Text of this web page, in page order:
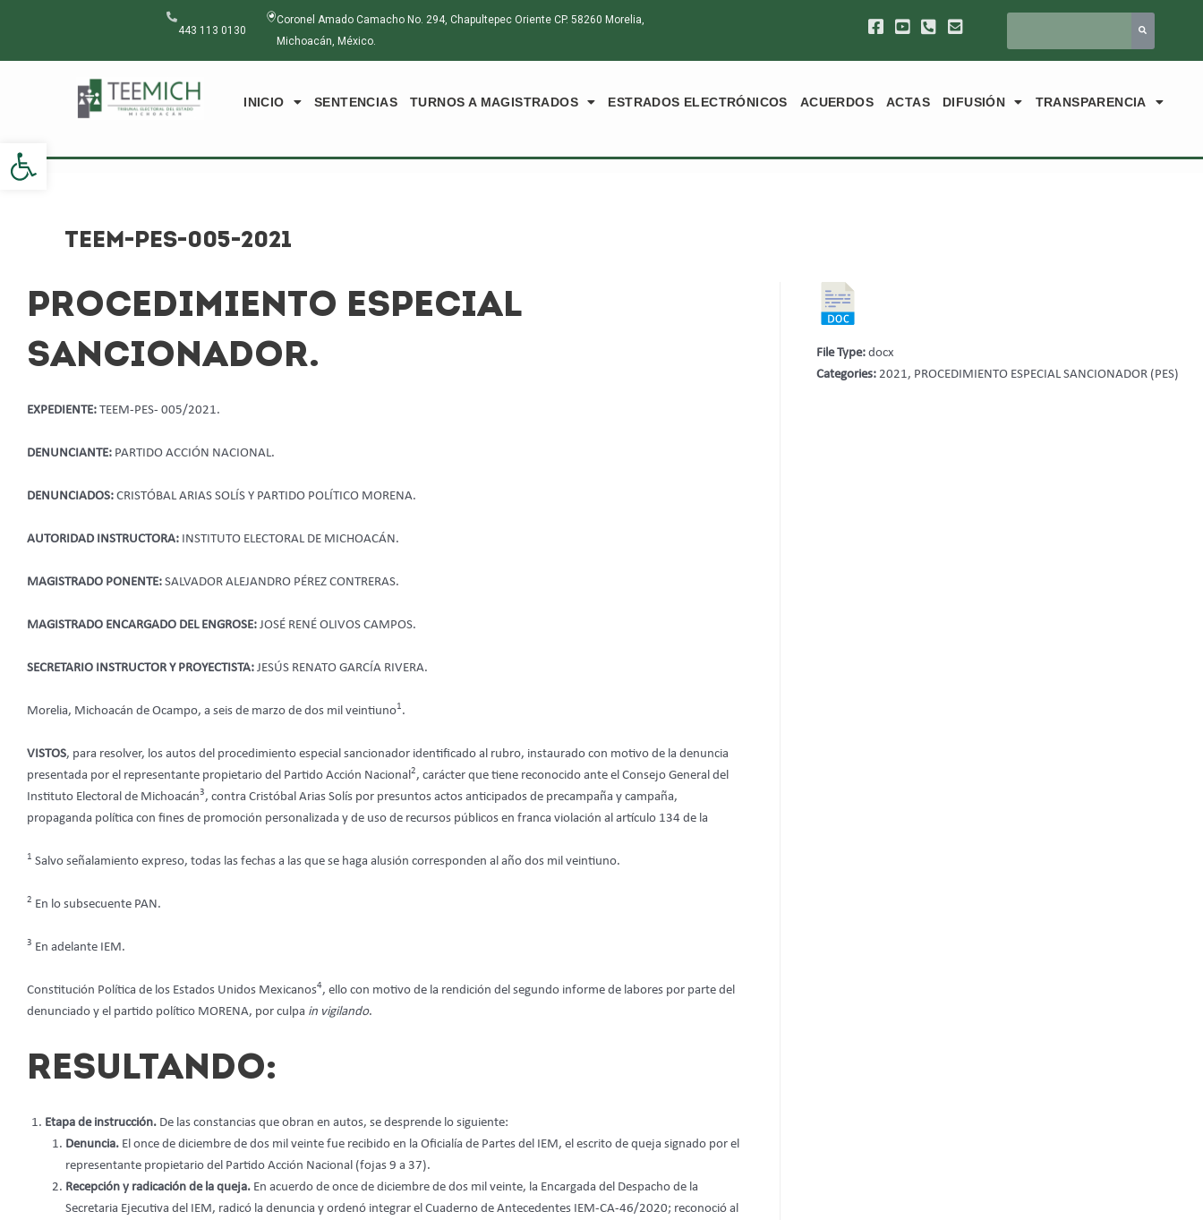
Abrir barra de herramientas
443 113 0130
Coronel Amado Camacho No. 294, Chapultepec Oriente CP. 58260 Morelia,
Michoacán, México.
INICIO SENTENCIAS TURNOS A MAGISTRADOS ESTRADOS ELECTRÓNICOS ACUERDOS ACTAS DIFUSIÓN TRANSPARENCIA
TEEM-PES-005-2021
PROCEDIMIENTO ESPECIAL
SANCIONADOR.
EXPEDIENTE: TEEM-PES- 005/2021.
DENUNCIANTE: PARTIDO ACCIÓN NACIONAL.
DENUNCIADOS: CRISTÓBAL ARIAS SOLÍS Y PARTIDO POLÍTICO MORENA.
AUTORIDAD INSTRUCTORA: INSTITUTO ELECTORAL DE MICHOACÁN.
MAGISTRADO PONENTE: SALVADOR ALEJANDRO PÉREZ CONTRERAS.
MAGISTRADO ENCARGADO DEL ENGROSE: JOSÉ RENÉ OLIVOS CAMPOS.
SECRETARIO INSTRUCTOR Y PROYECTISTA: JESÚS RENATO GARCÍA RIVERA.
Morelia, Michoacán de Ocampo, a seis de marzo de dos mil veintiuno1.
VISTOS, para resolver, los autos del procedimiento especial sancionador identificado al rubro, instaurado con motivo de la denuncia
presentada por el representante propietario del Partido Acción Nacional 2, carácter que tiene reconocido ante el Consejo General del
Instituto Electoral de Michoacán3, contra Cristóbal Arias Solís por presuntos actos anticipados de precampaña y campaña,
propaganda política con fines de promoción personalizada y de uso de recursos públicos en franca violación al artículo 134 de la
1 Salvo señalamiento expreso, todas las fechas a las que se haga alusión corresponden al año dos mil veintiuno.
2 En lo subsecuente PAN.
3 En adelante IEM.
Constitución Política de los Estados Unidos Mexicanos4, ello con motivo de la rendición del segundo informe de labores por parte del
denunciado y el partido político MORENA, por culpa in vigilando.
RESULTANDO:
Etapa de instrucción. De las constancias que obran en autos, se desprende lo siguiente:
Denuncia. El once de diciembre de dos mil veinte fue recibido en la Oficialía de Partes del IEM, el escrito de queja signado por el
representante propietario del Partido Acción Nacional (fojas 9 a 37).
Recepción y radicación de la queja. En acuerdo de once de diciembre de dos mil veinte, la Encargada del Despacho de la
Secretaria Ejecutiva del IEM, radicó la denuncia y ordenó integrar el Cuaderno de Antecedentes IEM-CA-46/2020; reconoció al
File Type:docx
Categories:2021, PROCEDIMIENTO ESPECIAL SANCIONADOR (PES)